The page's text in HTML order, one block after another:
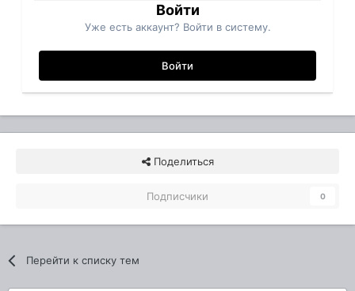
Войти
Уже есть аккаунт? Войти в систему.
Войти
Поделиться
Подписчики 0
Перейти к списку тем